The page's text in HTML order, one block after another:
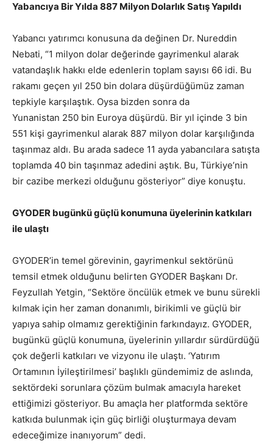
Yabancıya Bir Yılda 887 Milyon Dolarlık Satış Yapıldı
Yabancı yatırımcı konusuna da değinen Dr. Nureddin
Nebati, “1 milyon dolar değerinde gayrimenkul alarak
vatandaşlık hakkı elde edenlerin toplam sayısı 66 idi. Bu
rakamı geçen yıl 250 bin dolara düşürdüğümüz zaman
tepkiyle karşılaştık. Oysa bizden sonra da
Yunanistan 250 bin Euroya düşürdü. Bir yıl içinde 3 bin
551 kişi gayrimenkul alarak 887 milyon dolar karşılığında
taşınmaz aldı. Bu arada sadece 11 ayda yabancılara satışta
toplamda 40 bin taşınmaz adedini aştık. Bu, Türkiye’nin
bir cazibe merkezi olduğunu gösteriyor” diye konuştu.
GYODER bugünkü güçlü konumuna üyelerinin katkıları
ile ulaştı
GYODER’in temel görevinin, gayrimenkul sektörünü
temsil etmek olduğunu belirten GYODER Başkanı Dr.
Feyzullah Yetgin, “Sektöre öncülük etmek ve bunu sürekli
kılmak için her zaman donanımlı, birikimli ve güçlü bir
yapıya sahip olmamız gerektiğinin farkındayız. GYODER,
bugünkü güçlü konumuna, üyelerinin yıllardır sürdürdüğü
çok değerli katkıları ve vizyonu ile ulaştı. ‘Yatırım
Ortamının İyileştirilmesi’ başlıklı gündemimiz de aslında,
sektördeki sorunlara çözüm bulmak amacıyla hareket
ettiğimizi gösteriyor. Bu amaçla her platformda sektöre
katkıda bulunmak için güç birliği oluşturmaya devam
edeceğimize inanıyorum” dedi.